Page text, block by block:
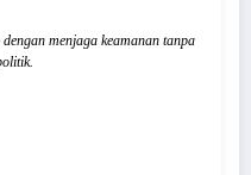
menjaga keamanan tanpa